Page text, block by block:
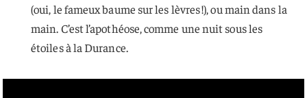
(oui, le fameux baume sur les lèvres !), ou main dans la
main. C’est l’apothéose, comme une nuit sous les
étoiles à la Durance.